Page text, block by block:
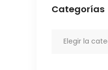
Categorías